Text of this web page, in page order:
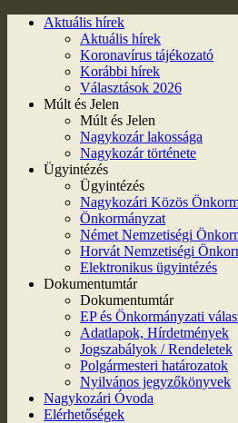
Aktuális hírek
Aktuális hírek
Koronavírus tájékozató
Korábbi hírek
Választások 2026
Múlt és Jelen
Múlt és Jelen
Nagykozár lakossága
Nagykozár története
Ügyintézés
Ügyintézés
Nagykozári Közös
Önkormányzat
Német Nemzetiségi
Horvát Nemzetiségi
Elektronikus ügyintézés
Dokumentumtár
Dokumentumtár
EP és Önkormányzati
Adatlapok, Hírdetmények
Jogszabályok / Rendeletek
Polgármesteri határozatok
Nyilvános jegyzőkönyvek
Nagykozári Óvoda
Elérhetőségek